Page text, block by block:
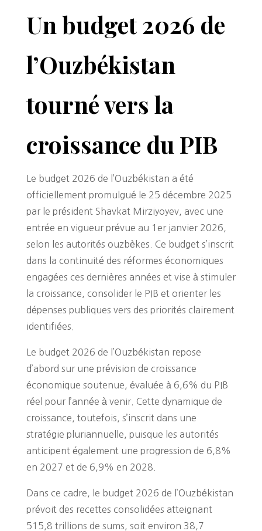
Un budget 2026 de
l’Ouzbékistan
tourné vers la
croissance du PIB
Le budget 2026 de l’Ouzbékistan a été
officiellement promulgué le 25 décembre 2025
par le président Shavkat Mirziyoyev, avec une
entrée en vigueur prévue au 1er janvier 2026,
selon les autorités ouzbèkes. Ce budget s’inscrit
dans la continuité des réformes économiques
engagées ces dernières années et vise à stimuler
la croissance, consolider le PIB et orienter les
dépenses publiques vers des priorités clairement
identifiées.
Le budget 2026 de l’Ouzbékistan repose
d’abord sur une prévision de croissance
économique soutenue, évaluée à 6,6% du PIB
réel pour l’année à venir. Cette dynamique de
croissance, toutefois, s’inscrit dans une
stratégie pluriannuelle, puisque les autorités
anticipent également une progression de 6,8%
en 2027 et de 6,9% en 2028.
Dans ce cadre, le budget 2026 de l’Ouzbékistan
prévoit des recettes consolidées atteignant
515,8 trillions de sums, soit environ 38,7